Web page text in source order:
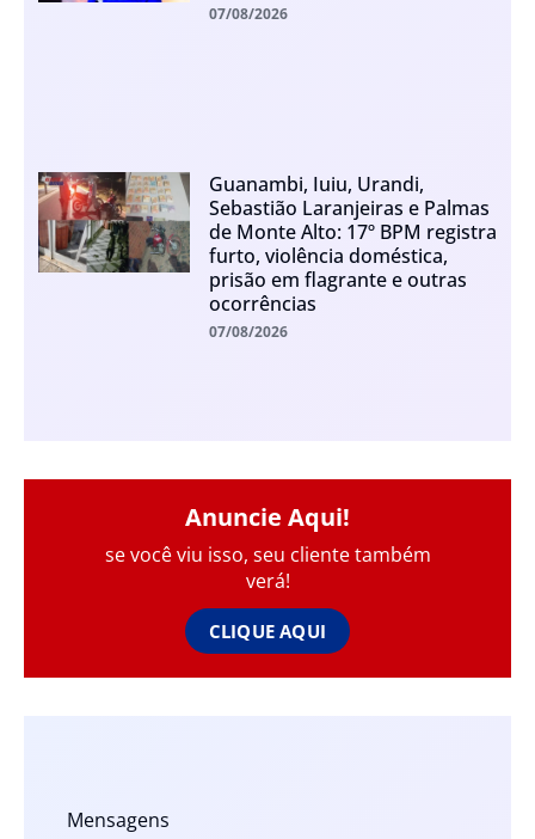
07/08/2026
Guanambi, Iuiu, Urandi,
Sebastião Laranjeiras e Palmas
de Monte Alto: 17º BPM registra
furto, violência doméstica,
prisão em flagrante e outras
ocorrências
07/08/2026
Anuncie Aqui!
se você viu isso, seu cliente também
verá!
CLIQUE AQUI
Mensagens